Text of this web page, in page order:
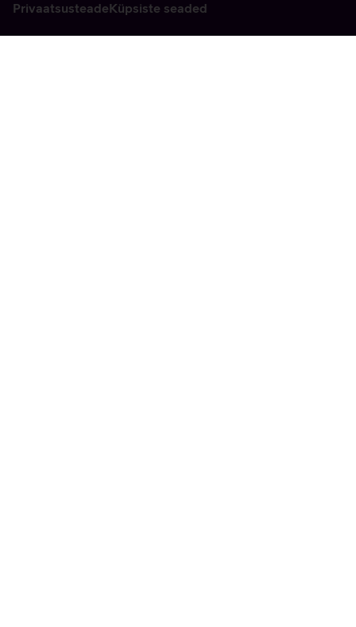
PrivaatsusteadeKüpsiste seaded